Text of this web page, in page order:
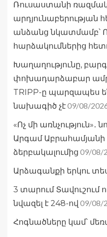
Ռուսաստանի
արդյունաբերության
անձանց նկատմամբ՝
հարձակումներից
Խաղաղությունը,
փոխադարձաբար
TRIPP-ը պարզապես
նախագիծ չէ09/08/
«Ոչ մի
Արգամ Աբրահամյանի
ձերբակալումից 09/08/
Արձագանքի երկու
3 տարում Տավուշում
նվազել է 248-ով 09/08/
Հոգնածները կամ՝